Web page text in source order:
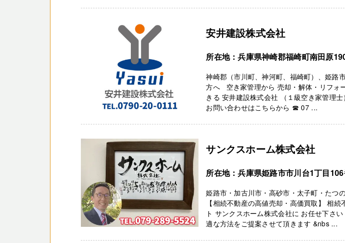
安井建設株式会社
所在地：兵庫県神崎郡福崎町南田原
神崎郡（市川町、神河町、福崎町）、姫路
方へ 空き家管理から 売却・解体・リフォ
きる 安井建設株式会社 （１級空き家管理
お問い合わせはこちらから ☎ 07 ...
サンクスホーム株式会社
所在地：兵庫県姫路市市川台1丁目
姫路市・加古川市・高砂市・太子町・たつ
【相続不動産の高値売却・高価買取】 相
ト サンクスホーム株式会社に お任せ下
適な方法をご提案させて頂きます &nbs ...